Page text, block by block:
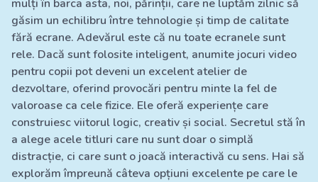
mulți în barca asta, noi, părinții, care ne luptăm zilnic să
găsim un echilibru între tehnologie și timp de calitate
fără ecrane. Adevărul este că nu toate ecranele sunt
rele. Dacă sunt folosite inteligent, anumite jocuri video
pentru copii pot deveni un excelent atelier de
dezvoltare, oferind provocări pentru minte la fel de
valoroase ca cele fizice. Ele oferă experiențe care
construiesc viitorul logic, creativ și social. Secretul stă în
a alege acele titluri care nu sunt doar o simplă
distracție, ci care sunt o joacă interactivă cu sens. Hai să
explorăm împreună câteva opțiuni excelente pe care le